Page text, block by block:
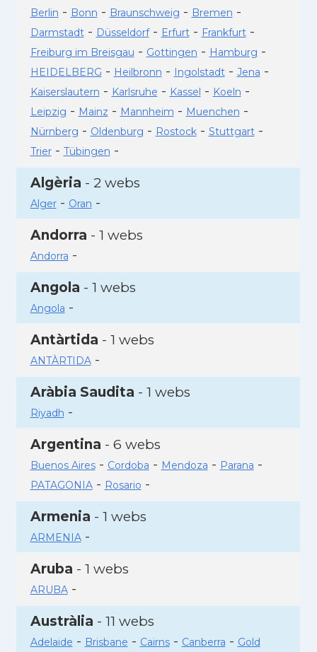
Berlin - Bonn - Braunschweig - Bremen -
Darmstadt- Düsseldorf- Erfurt- Frankfurt-
Freiburg im Breisgau - Gottingen - Hamburg -
HEIDELBERG - Heilbronn - Ingolstadt- Jena -
Kaiserslautern - Karlsruhe - Kassel - Koeln -
Leipzig - Mainz - Mannheim - Muenchen -
Nürnberg - Oldenburg - Rostock- Stuttgart-
Trier- Tübingen -
Algèria - 2 webs
Alger- Oran -
Andorra - 1 webs
Andorra -
Angola - 1 webs
Angola -
Antàrtida - 1 webs
ANTÀRTIDA-
Aràbia Saudita - 1 webs
Riyadh -
Argentina - 6 webs
Buenos Aires- Cordoba - Mendoza - Parana -
PATAGONIA- Rosario -
Armenia - 1 webs
ARMENIA-
Aruba - 1 webs
ARUBA-
Austràlia - 11 webs
Adelaide - Brisbane - Cairns- Canberra - Gold